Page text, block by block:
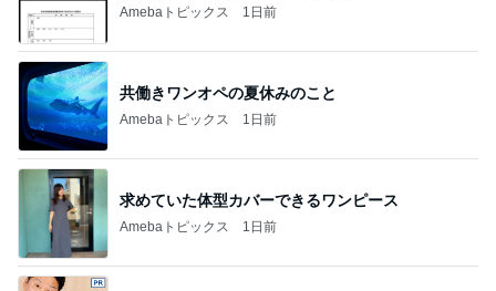
Amebaトピックス 1日前
共働きワンオペの夏休みのこと
Amebaトピックス 1日前
求めていた体型カバーできるワンピース
Amebaトピックス 1日前